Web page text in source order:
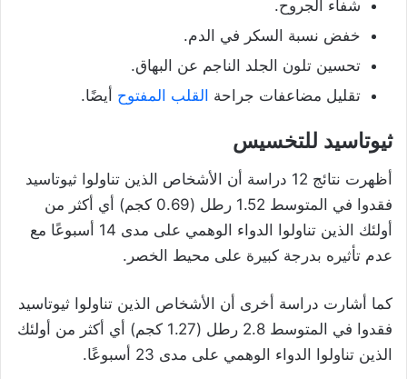
شفاء الجروح.
خفض نسبة السكر في الدم.
تحسين تلون الجلد الناجم عن البهاق.
تقليل مضاعفات جراحة القلب المفتوح أيضًا.
ثيوتاسيد للتخسيس
أظهرت نتائج 12 دراسة أن الأشخاص الذين تناولوا ثيوتاسيد
فقدوا في المتوسط 1.52 رطل (0.69 كجم) أي أكثر من
أولئك الذين تناولوا الدواء الوهمي على مدى 14 أسبوعًا مع
عدم تأثيره بدرجة كبيرة على محيط الخصر.
كما أشارت دراسة أخرى أن الأشخاص الذين تناولوا ثيوتاسيد
فقدوا في المتوسط 2.8 رطل (1.27 كجم) أي أكثر من أولئك
الذين تناولوا الدواء الوهمي على مدى 23 أسبوعًا.